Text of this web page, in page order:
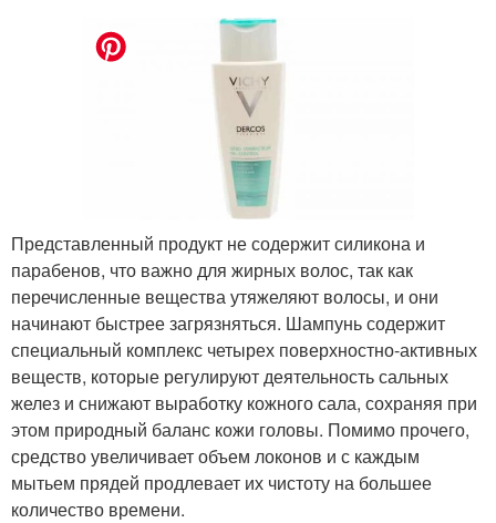
Представленный продукт не содержит силикона и
парабенов, что важно для жирных волос, так как
перечисленные вещества утяжеляют волосы, и они
начинают быстрее загрязняться. Шампунь содержит
специальный комплекс четырех поверхностно-активных
веществ, которые регулируют деятельность сальных
желез и снижают выработку кожного сала, сохраняя при
этом природный баланс кожи головы. Помимо прочего,
средство увеличивает объем локонов и с каждым
мытьем прядей продлевает их чистоту на большее
количество времени.